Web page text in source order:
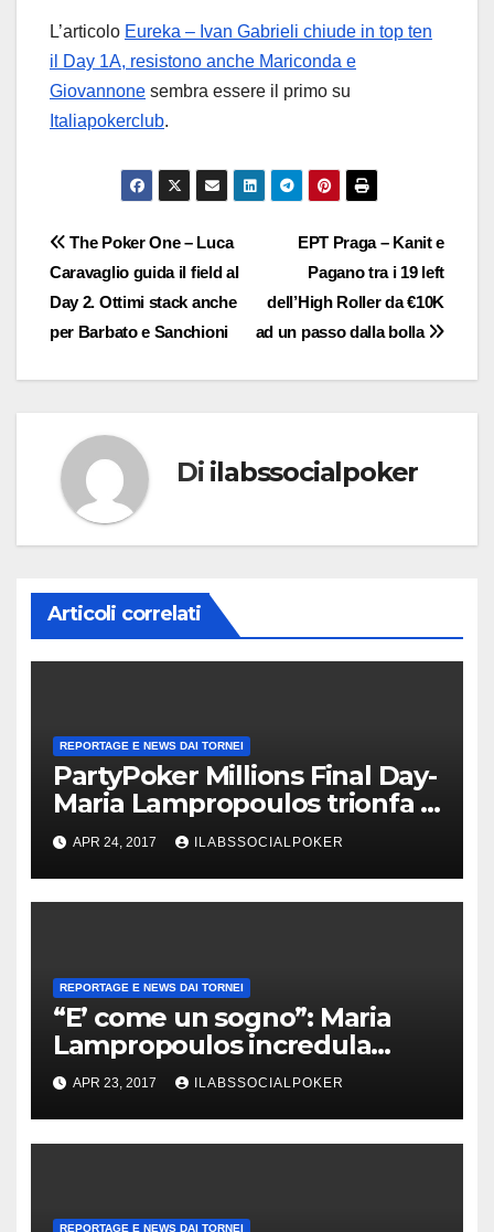
L’articolo Eureka – Ivan Gabrieli chiude in top ten
il Day 1A, resistono anche Mariconda e
Giovannone sembra essere il primo su
Italiapokerclub.
Navigazione
articoli
EPT Praga – Kanit e
Pagano tra i 19 left
dell’High Roller da €10K
ad un passo dalla bolla
The Poker One – Luca
Caravaglio guida il field al
Day 2. Ottimi stack anche
per Barbato e Sanchioni
Di ilabssocialpoker
Articoli correlati
REPORTAGE E NEWS DAI TORNEI
PartyPoker Millions Final Day-
Maria Lampropoulos trionfa a
Nottingham senza alcun deal!
APR 24, 2017 ILABSSOCIALPOKER
REPORTAGE E NEWS DAI TORNEI
“E’ come un sogno”: Maria
Lampropoulos incredula
dopo la vittoria al PartyPoker
Millions!
APR 23, 2017 ILABSSOCIALPOKER
REPORTAGE E NEWS DAI TORNEI